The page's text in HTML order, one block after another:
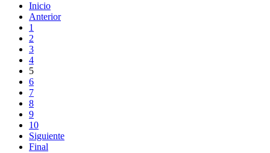
Inicio
Anterior
1
2
3
4
5
6
7
8
9
10
Siguiente
Final